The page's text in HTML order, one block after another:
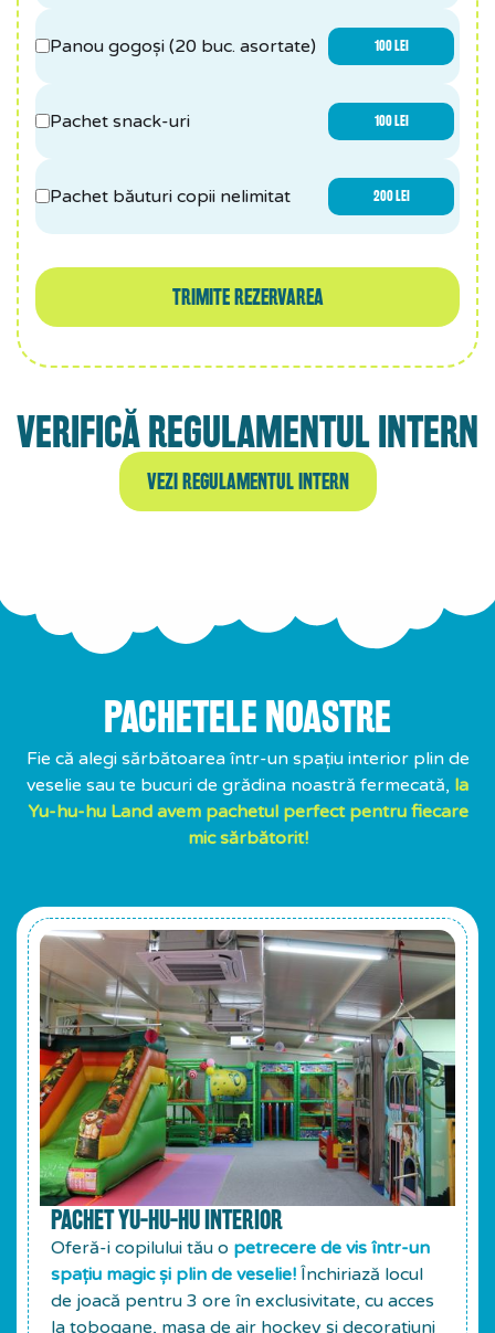
Panou gogoși (20 buc. asortate) 100 LEI
Pachet snack-uri 100 LEI
Pachet băuturi copii nelimitat 200 LEI
VERIFICĂ REGULAMENTUL INTERN
VEZI REGULAMENTUL INTERN
PACHETELE NOASTRE
Fie că alegi sărbătoarea într-un spațiu interior plin de
veselie sau te bucuri de grădina noastră fermecată, la
Yu-hu-hu Land avem pachetul perfect pentru fiecare
mic sărbătorit!
PACHET YU-HU-HU INTERIOR
Oferă-i copilului tău o petrecere de vis într-un
spațiu magic și plin de veselie! Închiriază locul
de joacă pentru 3 ore în exclusivitate, cu acces
la tobogane, masa de air hockey și decorațiuni